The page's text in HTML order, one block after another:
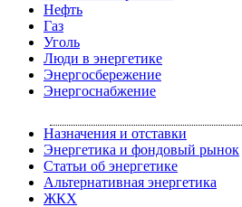
Нефть
Газ
Уголь
Люди в энергетике
Энергосбережение
Энергоснабжение
Назначения и отставки
Энергетика и фондовый рынок
Статьи об энергетике
Альтернативная энергетика
ЖКХ